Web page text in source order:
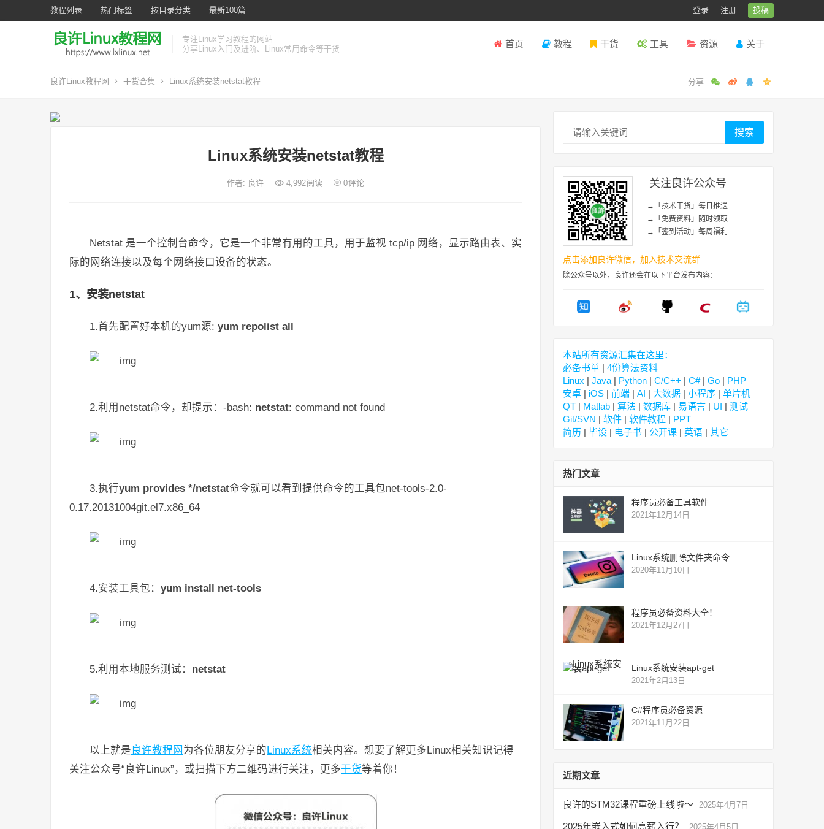
教程列表 热门标签 按目录分类 最新100篇 登录 注册 投稿
专注Linux学习教程的网站
分享Linux入门及进阶、Linux常用命令等干货
首页 教程 干货 工具 资源 关于
良许Linux教程网 干货合集 Linux系统安装netstat教程
Linux系统安装netstat教程
作者: 良许 4,992阅读 0评论
Netstat 是一个控制台命令，它是一个非常有用的工具，用于监视 tcp/ip 网络，显示路由表、实
际的网络连接以及每个网络接口设备的状态。
1、安装netstat
1.首先配置好本机的yum源: yum repolist all
2.利用netstat命令，却提示：-bash: netstat: command not found
3.执行yum provides */netstat命令就可以看到提供命令的工具包net-tools-2.0-
0.17.20131004git.el7.x86_64
4.安装工具包： yum install net-tools
5.利用本地服务测试： netstat
以上就是 良许教程网 为各位朋友分享的Linux系统相关内容。想要了解更多Linux相关知识记得
关注公众号“良许Linux”，或扫描下方二维码进行关注，更多干货等着你！
搜索
关注良许公众号
→「技术干货」每日推送
→「免费资料」随时领取
→「签到活动」每周福利
点击添加良许微信，加入技术交流群
除公众号以外，良许还会在以下平台发布内容：
本站所有资源汇集在这里：
必备书单 | 4份算法资料
Linux | Java | Python | C/C++ | C#| Go | PHP
安卓 | iOS | 前端 | AI | 大数据 | 小程序 | 单片机
QT | Matlab | 算法 | 数据库 | 易语言 | UI | 测试
Git/SVN | 软件 | 软件教程 | PPT
简历 | 毕设 | 电子书 | 公开课 | 英语 | 其它
热门文章
程序员必备工具软件
2021年12月14日
Linux系统删除文件夹命令
2020年11月10日
程序员必备资料大全！
2021年12月27日
Linux系统安装apt-get
2021年2月13日
C#程序员必备资源
2021年11月22日
近期文章
良许的STM32课程重磅上线啦～ 2025年4月7日
2025年嵌入式如何高薪入行？ 2025年4月5日